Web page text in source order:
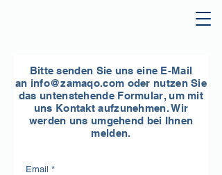
Bitte senden Sie uns eine E-Mail
an info@zamaqo.com oder nutzen Sie
das untenstehende Formular, um mit
uns Kontakt aufzunehmen. Wir
werden uns umgehend bei Ihnen
melden.
Email